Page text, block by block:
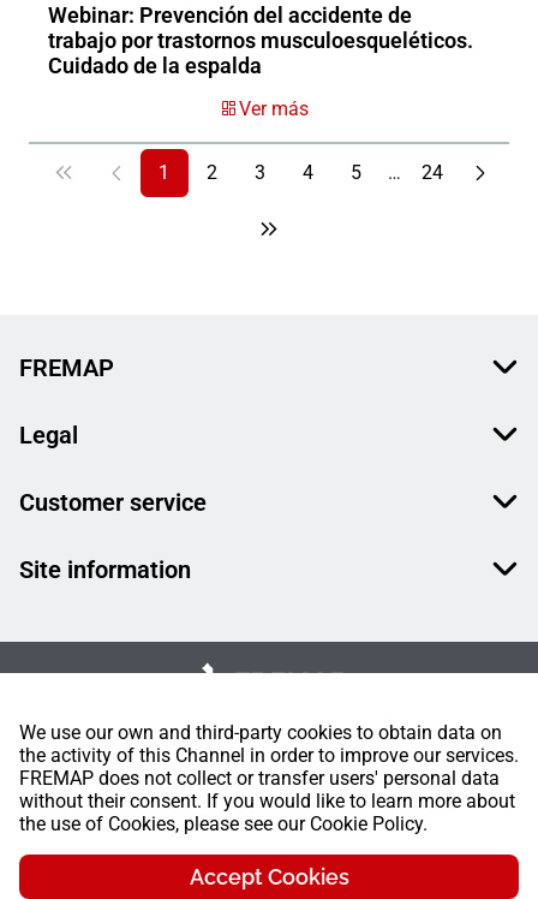
We use our own and third-party cookies to obtain data on
the activity of this Channel in order to improve our services.
FREMAP does not collect or transfer users' personal data
without their consent. If you would like to learn more about
the use of Cookies, please see our Cookie Policy.
Accept Cookies
Webinar: Prevención del accidente de
trabajo por trastornos musculoesqueléticos.
Cuidado de la espalda
Ver más
1 2 3 4 5 … 24
FREMAP
Legal
Customer service
Site information